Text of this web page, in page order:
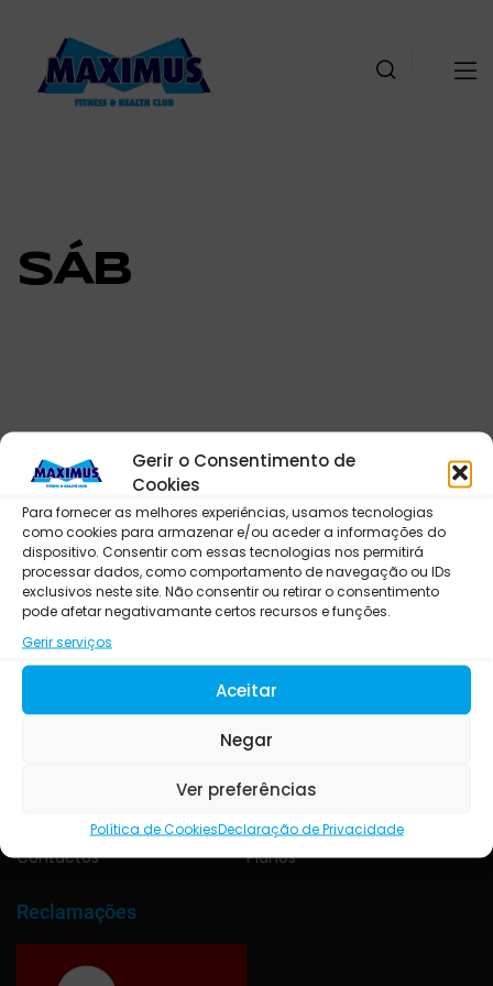
Gerir o Consentimento de
Cookies
Para fornecer as melhores experiências, usamos tecnologias
como cookies para armazenar e/ou aceder a informações do
dispositivo. Consentir com essas tecnologias nos permitirá
processar dados, como comportamento de navegação ou IDs
exclusivos neste site. Não consentir ou retirar o consentimento
pode afetar negativamante certos recursos e funções.
Gerir serviços
Aceitar
Negar
Ver preferências
Política de CookiesDeclaração de Privacidade
SÁB
No Maximus Health Club vai encontrar um ambiente familiar e
acolhedor. Um ginásio com anos de muita experiência e empenho!
Venha conhecer-nos!!!
Oportunidades
Contactos
Serviços
Serviços
Portfolio
Planos
Reclamações